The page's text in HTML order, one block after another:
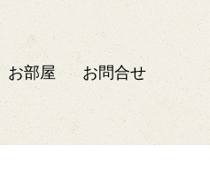
お部屋 お問合せ